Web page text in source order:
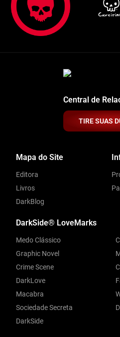
Central de
TIRE SUAS
Mapa do Site
Editora
Livros
DarkBlog
DarkSide® LoveMarks
Medo Clássico
Graphic Novel
Crime Scene
DarkLove
Macabra
Sociedade Secreta
DarkSide